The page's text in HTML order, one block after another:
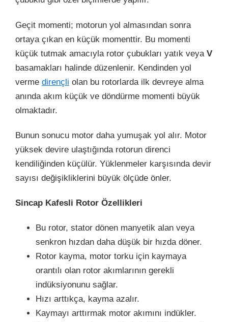
Geçit momenti; motorun yol almasından sonra
ortaya çıkan en küçük momenttir. Bu momenti
küçük tutmak amacıyla rotor çubukları yatık veya V
basamakları halinde düzenlenir. Kendinden yol
verme dirençli olan bu rotorlarda ilk devreye alma
anında akım küçük ve döndürme momenti büyük
olmaktadır.
Bunun sonucu motor daha yumuşak yol alır. Motor
yüksek devire ulaştığında rotorun direnci
kendiliğinden küçülür. Yüklenmeler karşısında devir
sayısı değişikliklerini büyük ölçüde önler.
Sincap Kafesli Rotor Özellikleri
Bu rotor, stator dönen manyetik alan veya
senkron hızdan daha düşük bir hızda döner.
Rotor kayma, motor torku için kaymaya
orantılı olan rotor akımlarının gerekli
indüksiyonunu sağlar.
Hızı arttıkça, kayma azalır.
Kaymayı arttırmak motor akımını indükler.